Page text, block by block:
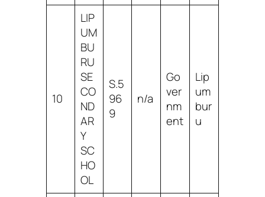
10
LIP
UM
BU
RU
SE
CO
ND
AR
Y
SC
HO
OL
S.5
96
9
n/a
Go
ver
nm
ent
Lip
um
bur
u